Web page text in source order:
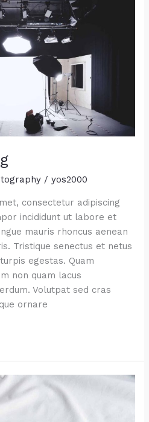
/yos2000
consectetur adipiscing
incididunt ut labore et
mauris rhoncus aenean
Tristique senectus et netus
egestas. Quam
non quam lacus
Volutpat sed cras
ornare